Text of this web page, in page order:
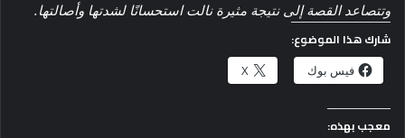
وتتصاعد القصة إلى نتيجة مثيرة نالت استحسانًا لشدتها وأصالتها.
شارك هذا الموضوع:
فيس بوك X
معجب بهذه: